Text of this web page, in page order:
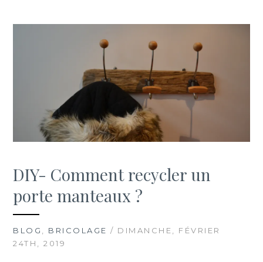
DIY- Comment recycler un
porte manteaux ?
BLOG , BRICOLAGE / DIMANCHE, FÉVRIER
24TH, 2019